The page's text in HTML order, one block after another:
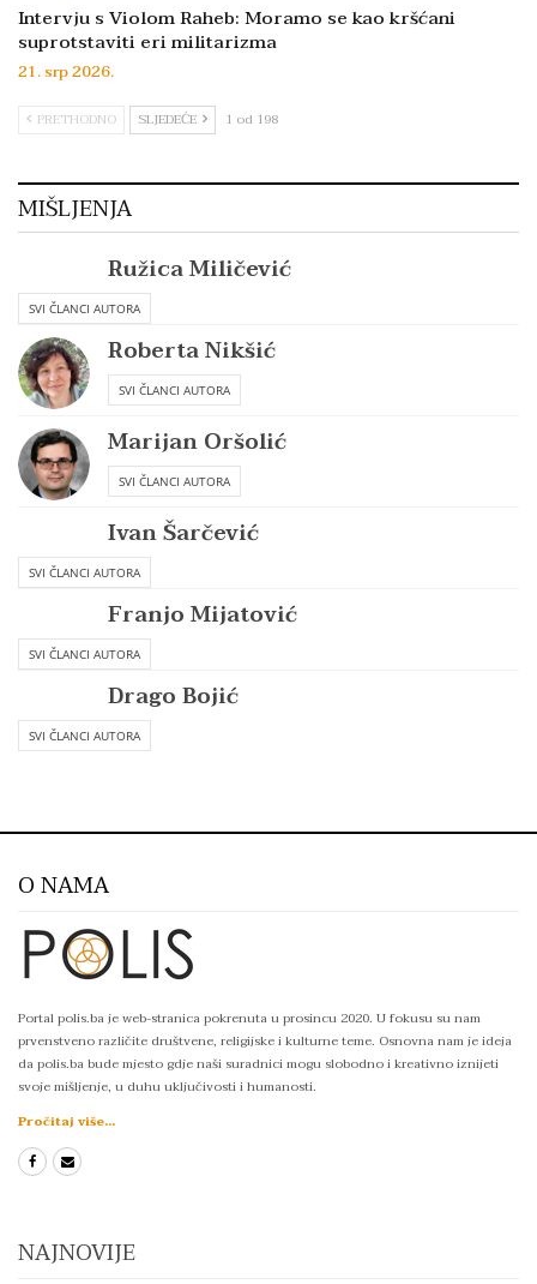
Intervju s Violom Raheb: Moramo se kao kršćani
suprotstaviti eri militarizma
21. srp 2026.
PRETHODNO SLJEDEĆE 1 od 198
MIŠLJENJA
Ružica Miličević
SVI ČLANCI AUTORA
Roberta Nikšić
SVI ČLANCI AUTORA
Marijan Oršolić
SVI ČLANCI AUTORA
Ivan Šarčević
SVI ČLANCI AUTORA
Franjo Mijatović
SVI ČLANCI AUTORA
Drago Bojić
SVI ČLANCI AUTORA
O NAMA
Portal polis.ba je web-stranica pokrenuta u prosincu 2020. U fokusu su nam
prvenstveno različite društvene, religijske i kulturne teme. Osnovna nam je ideja
da polis.ba bude mjesto gdje naši suradnici mogu slobodno i kreativno iznijeti
svoje mišljenje, u duhu uključivosti i humanosti.
Pročitaj više...
NAJNOVIJE